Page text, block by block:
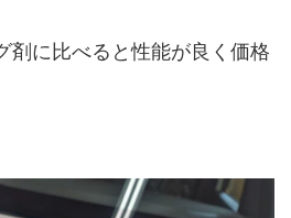
剤に比べると性能が良く価格